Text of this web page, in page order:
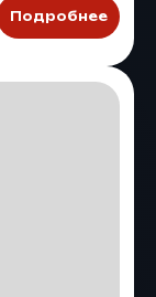
Подробнее